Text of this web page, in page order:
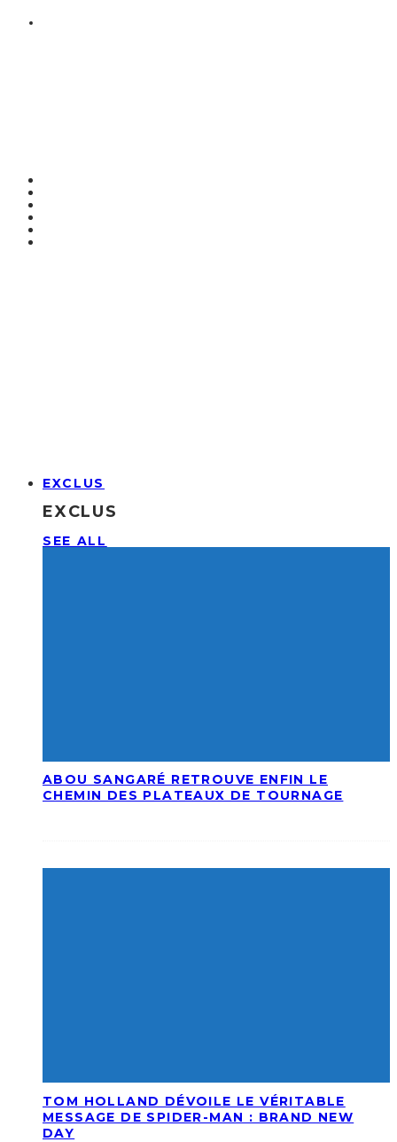
EXCLUS
EXCLUS
SEE ALL
ABOU SANGARÉ RETROUVE ENFIN LE
CHEMIN DES PLATEAUX DE TOURNAGE
TOM HOLLAND DÉVOILE LE VÉRITABLE
MESSAGE DE SPIDER-MAN : BRAND NEW
DAY